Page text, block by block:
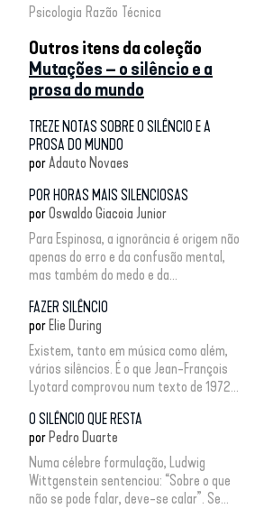
Psicologia Razão Técnica
Outros itens da coleção
Mutações – o silêncio e a
prosa do mundo
TREZE NOTAS SOBRE O SILÊNCIO E A
PROSA DO MUNDO
porAdauto Novaes
POR HORAS MAIS SILENCIOSAS
porOswaldo Giacoia Junior
Para Espinosa, a ignorância é origem não
apenas do erro e da confusão mental,
mas também do medo e da...
FAZER SILÊNCIO
por Elie During
Existem, tanto em música como além,
vários silêncios. É o que Jean-François
Lyotard comprovou num texto de 1972...
O SILÊNCIO QUE RESTA
por Pedro Duarte
Numa célebre formulação, Ludwig
Wittgenstein sentenciou: “Sobre o que
não se pode falar, deve-se calar”. Se...